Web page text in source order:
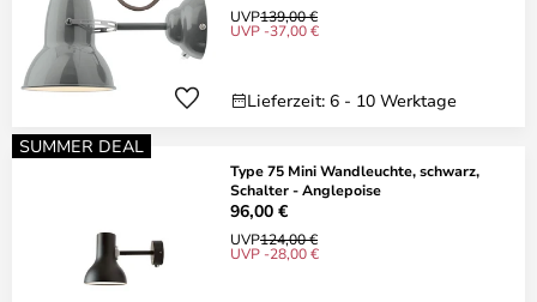
UVP139,00 €
UVP -37,00 €
Lieferzeit: 6 - 10 Werktage
SUMMER DEAL
Type 75 Mini Wandleuchte, schwarz,
Schalter - Anglepoise
96,00 €
UVP124,00 €
UVP -28,00 €